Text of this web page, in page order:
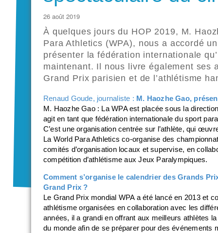
26 août 2019
À quelques jours du HOP 2019, M.
Para Athletics (WPA), nous a accordé
présenter la fédération internationale
maintenant. Il nous livre également ses
Grand Prix parisien et de l’athlétisme
Renaud Goude, journaliste : M. Haozhe Gao,
M. Haozhe Gao : La WPA est placée sous la
agit en tant que fédération internationale du sport
C’est une organisation centrée sur l’athlète, qui
La World Para Athletics co-organise des
comités d’organisation locaux et supervise, en
compétition d’athlétisme aux Jeux Paralympiques.
Comment s’organise le calendrier des Grands
Grand Prix ?
Le Grand Prix mondial WPA a été lancé en 2013 et
athlétisme organisées en collaboration avec les
années, il a grandi en offrant aux meilleurs athlètes
du monde afin de se préparer pour des événements